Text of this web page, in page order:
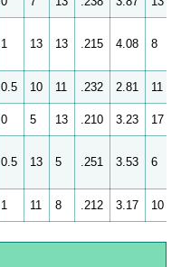
1 13 13 .215 4.08 8
0.5 10 11 .232 2.81 11
0 5 13 .210 3.23 17
0.5 13 5 .251 3.53 6
1 11 8 .212 3.17 10